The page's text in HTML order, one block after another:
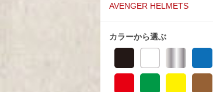
AVENGER HELMETS
カラーから選ぶ